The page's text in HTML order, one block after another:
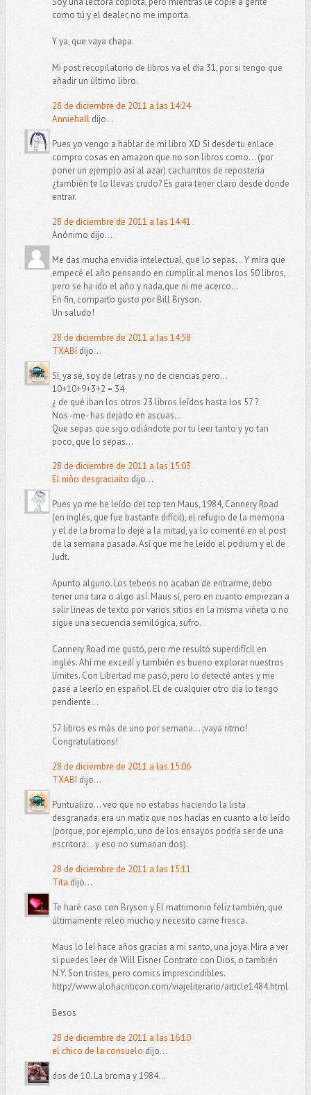
como tú y el dealer, no me importa.
Y ya, que vaya chapa.
Mi post recopilatorio de libros va el día 31, por si tengo que
añadir un último libro.
28 de diciembre de 2011 a las 14:24
Anniehalldijo...
Pues yo vengo a hablar de mi libro XD Si desde tu enlace
compro cosas en amazon que no son libros como... (por
poner un ejemplo así al azar) cacharritos de repostería
¿también te lo llevas crudo? Es para tener claro desde donde
entrar.
28 de diciembre de 2011 a las 14:41
Anónimo dijo...
Me das mucha envidia intelectual, que lo sepas... Y mira que
empecé el año pensando en cumplir al menos los 50 libros,
pero se ha ido el año y nada,que ni me acerco...
En fin, comparto gusto por Bill Bryson.
Un saludo!
28 de diciembre de 2011 a las 14:58
TXABI dijo...
Sí, ya sé, soy de letras y no de ciencias pero...
10+10+9+3+2 = 34
¿ de qué iban los otros 23 libros leídos hasta los 57 ?
Nos -me- has dejado en ascuas...
Que sepas que sigo odiándote por tu leer tanto y yo tan
poco, que lo sepas...
28 de diciembre de 2011 a las 15:03
El niño desgraciaíto dijo...
Pues yo me he leído del top ten Maus, 1984, Cannery Road
(en inglés, que fue bastante difícil), el refugio de la memoria
y el de la broma lo dejé a la mitad, ya lo comenté en el post
de la semana pasada. Así que me he leído el podium y el de
Judt.
Apunto alguno. Los tebeos no acaban de entrarme, debo
tener una tara o algo así. Maus sí, pero en cuanto empiezan a
salir líneas de texto por varios sitios en la misma viñeta o no
sigue una secuencia semilógica, sufro.
Cannery Road me gustó, pero me resultó superdifícil en
inglés. Ahí me excedí y también es bueno explorar nuestros
límites. Con Libertad me pasó, pero lo detecté antes y me
pasé a leerlo en español. El de cualquier otro día lo tengo
pendiente...
57 libros es más de uno por semana... ¡vaya ritmo!
Congratulations!
28 de diciembre de 2011 a las 15:06
TXABI dijo...
Puntualizo... veo que no estabas haciendo la lista
desgranada; era un matiz que nos hacías en cuanto a lo leído
(porque, por ejemplo, uno de los ensayos podría ser de una
escritora... y eso no sumarian dos).
28 de diciembre de 2011 a las 15:11
Tita dijo...
Te haré caso con Bryson y El matrimonio feliz también, que
últimamente releo mucho y necesito carne fresca.
Maus lo leí hace años gracias a mi santo, una joya. Mira a ver
si puedes leer de Will Eisner Contrato con Dios, o también
N.Y. Son tristes, pero comics imprescindibles.
http://www.alohacriticon.com/viajeliterario/article1484.html
Besos
28 de diciembre de 2011 a las 16:10
el chico de la consuelo dijo...
dos de 10. La broma y 1984...